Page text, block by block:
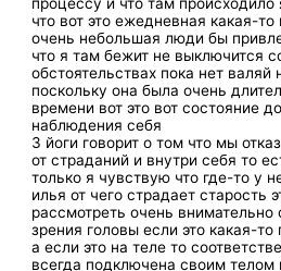
процессу и что там происходило
что вот это ежедневная какая-то
очень небольшая люди бы
что я там бежит не выключится
обстоятельствах пока нет валяй
поскольку она была очень
времени вот это вот состояние
наблюдения себя
3 йоги говорит о том что мы
от страданий и внутри себя то
только я чувствую что где-то у
илья от чего страдает старость
рассмотреть очень внимательно
зрения головы если это какая-то
а если это на теле то
всегда подключена своим телом